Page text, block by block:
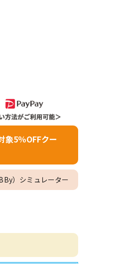
象5％OFFクー
）シミュレーター